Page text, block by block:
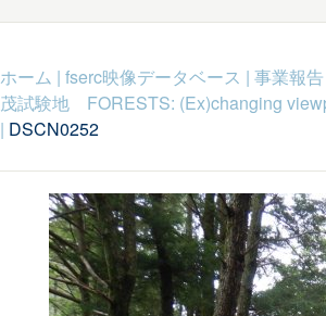
ホーム | fserc映像データベース | 事業報告
茂試験地 FORESTS: (Ex)changing
| DSCN0252